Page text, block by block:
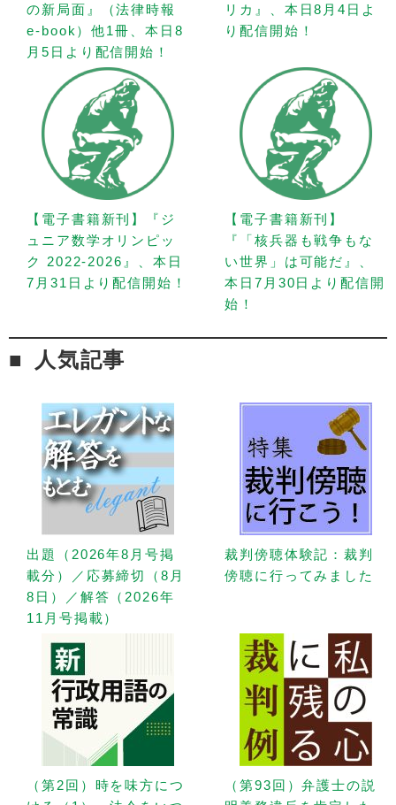
の新局面』（法律時報
e-book）他1冊、本日8
月5日より配信開始！
リカ』、本日8月4日よ
り配信開始！
【電子書籍新刊】『ジ
ュニア数学オリンピッ
ク 2022-2026』、本日
7月31日より配信開始！
【電子書籍新刊】
『「核兵器も戦争もな
い世界」は可能だ』、
本日7月30日より配信開
始！
人気記事
出題（2026年8月号掲
載分）／応募締切（8月
8日）／解答（2026年
11月号掲載）
裁判傍聴体験記：裁判
傍聴に行ってみました
（第2回）時を味方につ
（第93回）弁護士の説